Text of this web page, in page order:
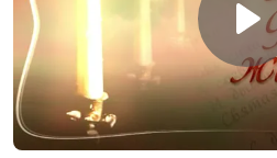
Рождественская звезда
(Иосиф Бродский)